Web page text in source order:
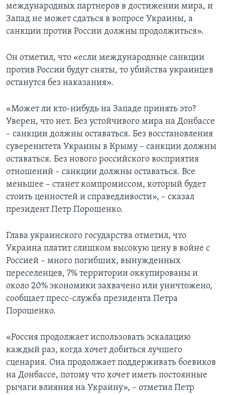
международных партнеров в достижении мира, и
Запад не может сдаться в вопросе Украины, а
санкции против России должны продолжиться».
Он отметил, что «если международные санкции
против России будут сняты, то убийства украинцев
останутся без наказания».
«Может ли кто-нибудь на Западе принять это?
Уверен, что нет. Без устойчивого мира на Донбассе
– санкции должны оставаться. Без восстановления
суверенитета Украины в Крыму – санкции должны
оставаться. Без нового российского восприятия
отношений – санкции должны оставаться. Все
меньшее – станет компромиссом, который будет
стоить ценностей и справедливости», – сказал
президент Петр Порошенко.
Глава украинского государства отметил, что
Украина платит слишком высокую цену в войне с
Россией – много погибших, вынужденных
переселенцев, 7% территории оккупированы и
около 20% экономики захвачено или уничтожено,
сообщает пресс-служба президента Петра
Порошенко.
«Россия продолжает использовать эскалацию
каждый раз, когда хочет добиться лучшего
сценария. Она продолжает поддерживать боевиков
на Донбассе, потому что хочет иметь постоянные
рычаги влияния на Украину», – отметил Петр